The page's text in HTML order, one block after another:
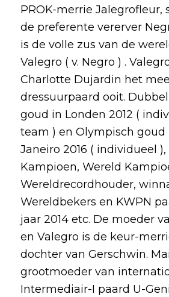
PROK-merrie Jalegrofleur,
de preferente vererver
is de volle zus van de
Valegro ( v. Negro ) .
Charlotte Dujardin het
dressuurpaard ooit.
goud in Londen 2012 (
team ) en Olympisch goud
Janeiro 2016 ( individueel
Kampioen, Wereld
Wereldrecordhouder,
Wereldbekers en KWPN
jaar 2014 etc. De moeder
en Valegro is de keur-
dochter van Gerschwin.
grootmoeder van
Intermediair-I paard U-